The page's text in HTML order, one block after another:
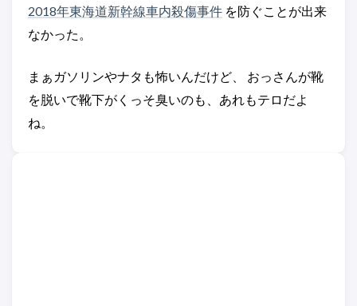
2018年東海道新幹線車内殺傷事件 を防ぐことが出来
なかった。
まぁガソリンやナタも怖いんだけど、 おっさんが靴
を脱いで靴下がくっそ臭いのも、あれもテロだよ
ね。